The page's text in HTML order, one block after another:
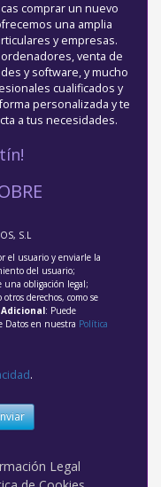
comprar un nuevo
una amplia
y empresas.
venta de
y software, y mucho
cualificados y
personalizada y te
a tus necesidades.
S.L
el usuario y enviarle la
del usuario;
una obligación legal;
derechos, como se
: Puede
Datos en nuestra Política
.
Legal